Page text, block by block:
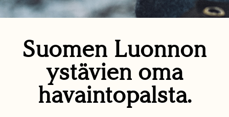
Suomen Luonnon
ystävien oma
havaintopalsta.